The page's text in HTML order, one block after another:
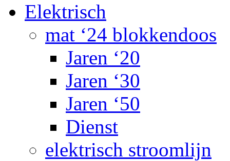
Elektrisch
mat ‘24 blokkendoos
Jaren ‘20
Jaren ‘30
Jaren ‘50
Dienst
elektrisch stroomlijn